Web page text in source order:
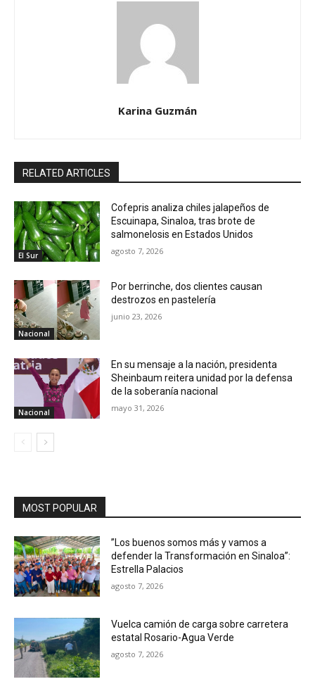
Karina Guzmán
RELATED ARTICLES
El Sur
Cofepris analiza chiles jalapeños de
Escuinapa, Sinaloa, tras brote de
salmonelosis en Estados Unidos
agosto 7, 2026
Nacional
Por berrinche, dos clientes causan
destrozos en pastelería
junio 23, 2026
Nacional
En su mensaje a la nación, presidenta
Sheinbaum reitera unidad por la defensa
de la soberanía nacional
mayo 31, 2026
MOST POPULAR
”Los buenos somos más y vamos a
defender la Transformación en Sinaloa”:
Estrella Palacios
agosto 7, 2026
Vuelca camión de carga sobre carretera
estatal Rosario-Agua Verde
agosto 7, 2026